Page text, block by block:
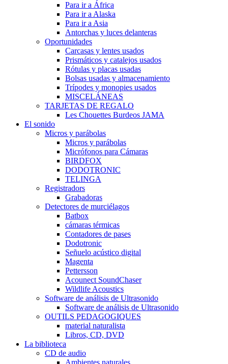
Para ir a África
Para ir a Alaska
Para ir a Asia
Antorchas y luces delanteras
Oportunidades
Carcasas y lentes usados
Prismáticos y catalejos usados
Rótulas y placas usadas
Bolsas usadas y almacenamiento
Trípodes y monopies usados
MISCELÁNEAS
TARJETAS DE REGALO
Les Chouettes Burdeos JAMA
El sonido
Micros y parábolas
Micros y parábolas
Micrófonos para Cámaras
BIRDFOX
DODOTRONIC
TELINGA
Registradors
Grabadoras
Detectores de murciélagos
Batbox
cámaras térmicas
Contadores de pases
Dodotronic
Señuelo acústico digital
Magenta
Pettersson
Acounect SoundChaser
Wildlife Acoustics
Software de análisis de Ultrasonido
Software de análisis de Ultrasonido
OUTILS PEDAGOGIQUES
material naturalista
Libros, CD, DVD
La biblioteca
CD de audio
Ambientes naturales